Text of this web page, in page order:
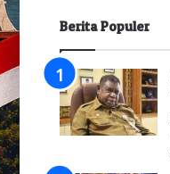
Berita Populer